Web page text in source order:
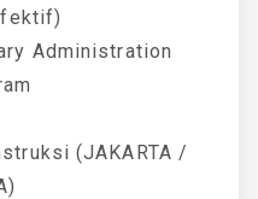
Administration
(JAKARTA /